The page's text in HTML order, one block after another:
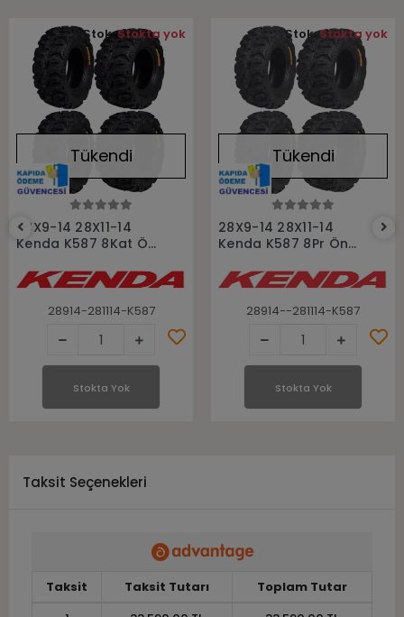
Stokta Yok
Tükendi
28X9-14 28X11-14
Kenda K587 8Kat Ön
Lastiği
28914-281114-K587
Stok:Stokta yok
Stokta Yok
Stokta Yok
Tükendi
28X9-14 28X11-14
Kenda K587 8Pr Ön
Lastiği
28914--281114-K587
Stok:Stokta yok
Stokta Yok
Taksit Seçenekleri
Taksit Taksit Tutarı
Toplam Tutar